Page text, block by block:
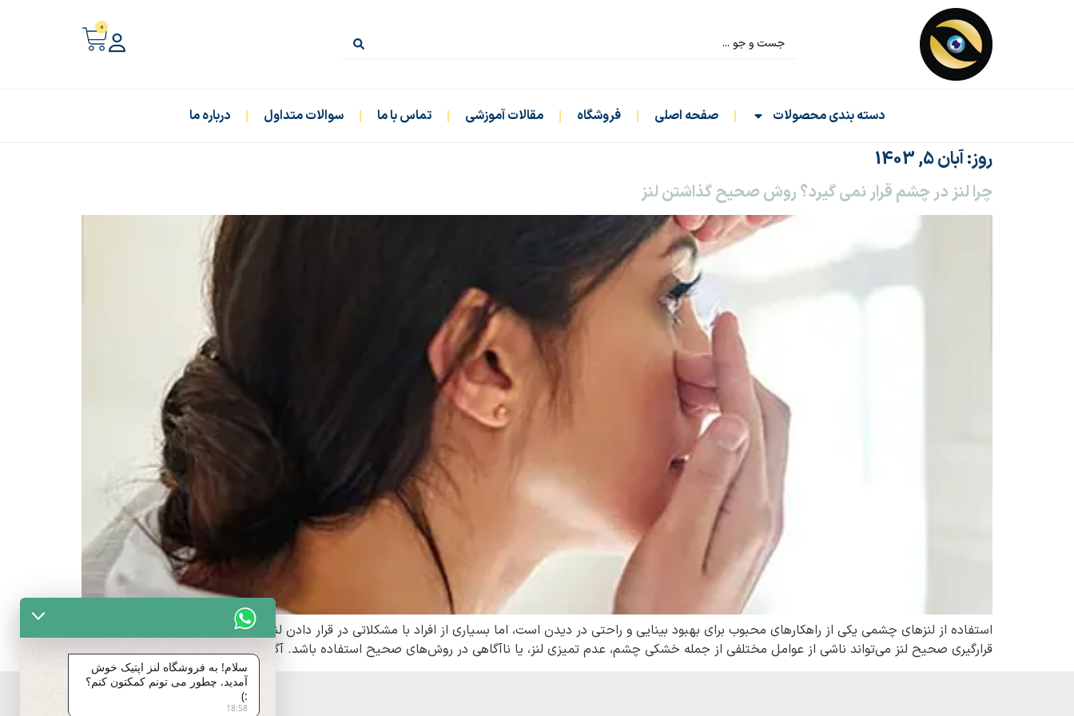
0
دسته بندی محصولات صفحه اصلی فروشگاه مقالات آموزشی تماس با ما سوالات متداول درباره ما
روز:آبان 5, 1403
چرا لنز در چشم قرار نمی‌ گیرد؟ روش صحیح گذاشتن لنز
استفاده از لنزهای چشمی یکی از راهکارهای محبوب برای بهبود بینایی و راحتی در دیدن است، اما بسیاری از افراد با مشکلاتی در قرار دادن لنز در چشم مواجه می‌شوند. عدم
قرارگیری صحیح لنز می‌تواند ناشی از عوامل مختلفی از جمله خشکی چشم، عدم تمیزی لنز، یا ناآگاهی در روش‌های صحیح استفاده باشد. آگاهی از […]
سلام! به فروشگاه لنز اپتیک خوش
آمدید. چطور می تونم کمکتون کنم؟
:)
18:58